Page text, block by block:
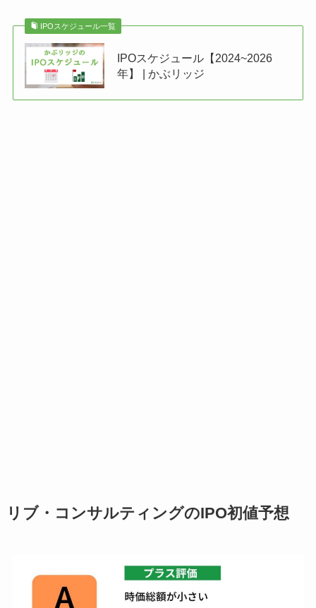
IPOスケジュール一覧
IPOスケジュール【2024~2026
年】 | かぶリッジ
リブ・コンサルティングのIPO初値予想